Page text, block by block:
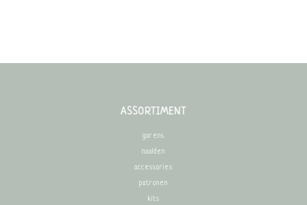
ASSORTIMENT
garens
naalden
accessories
patronen
kits